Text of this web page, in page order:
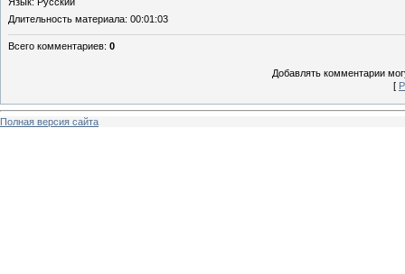
Длительность материала: 00:01:03
Всего комментариев: 0
Добавлять комментарии
[
Полная версия сайта